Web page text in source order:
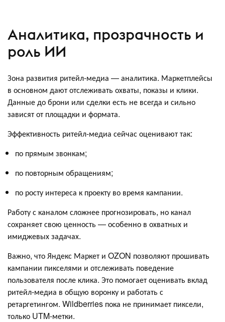
Аналитика, прозрачность и
роль ИИ
Зона развития ритейл-медиа — аналитика. Маркетплейсы
в основном дают отслеживать охваты, показы и клики.
Данные до брони или сделки есть не всегда и сильно
зависят от площадки и формата.
Эффективность ритейл-медиа сейчас оценивают так:
по прямым звонкам;
по повторным обращениям;
по росту интереса к проекту во время кампании.
Работу с каналом сложнее прогнозировать, но канал
сохраняет свою ценность — особенно в охватных и
имиджевых задачах.
Важно, что Яндекс Маркет и OZON позволяют прошивать
кампании пикселями и отслеживать поведение
пользователя после клика. Это помогает оценивать вклад
ритейл-медиа в общую воронку и работать с
ретаргетингом. Wildberries пока не принимает пиксели,
только UTM-метки.